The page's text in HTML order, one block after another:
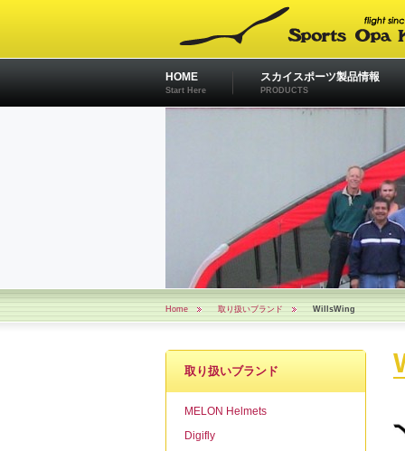
HOME
Start Here
スカイスポーツ製品情報
PRODUCTS
Home 取り扱いブランド WillsWing
取り扱いブランド
MELON Helmets
Digifly